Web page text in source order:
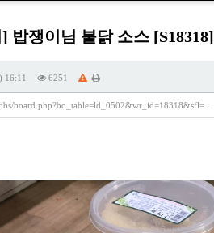
밥쟁이님 불닭 소스 [S18318]
16:11 6251
board.php?bo_table=ld_0502&wr_id=18318&sfl=…